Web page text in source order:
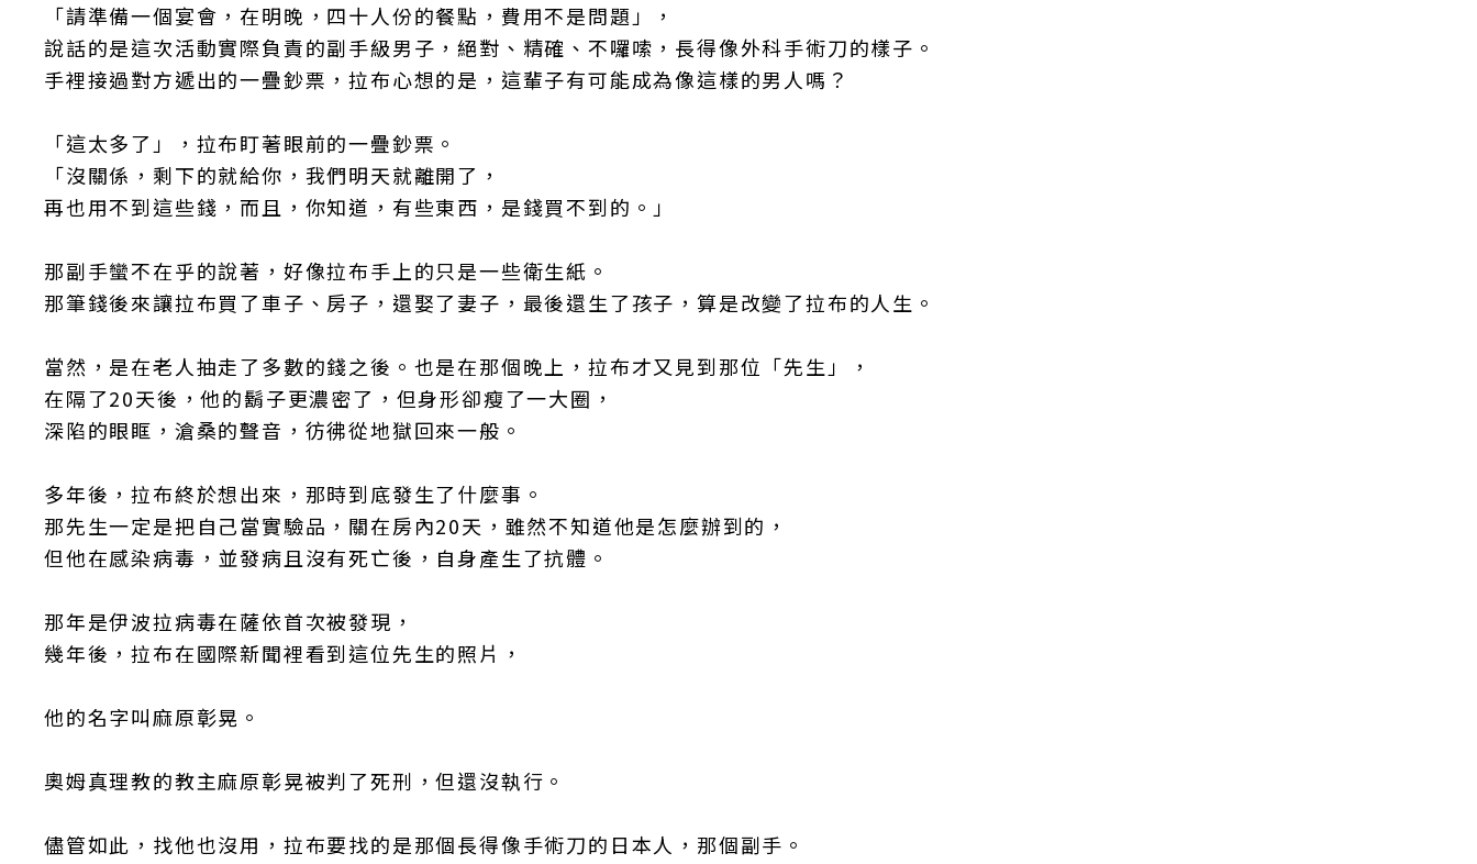
「請準備一個宴會，在明晚，四十人份的餐點，費用不是問題」，
說話的是這次活動實際負責的副手級男子，絕對、精確、不囉嗦，長得像外科手術刀的樣子。
手裡接過對方遞出的一疊鈔票，拉布心想的是，這輩子有可能成為像這樣的男人嗎？
「這太多了」，拉布盯著眼前的一疊鈔票。
「沒關係，剩下的就給你，我們明天就離開了，
再也用不到這些錢，而且，你知道，有些東西，是錢買不到的。」
那副手蠻不在乎的說著，好像拉布手上的只是一些衛生紙。
那筆錢後來讓拉布買了車子、房子，還娶了妻子，最後還生了孩子，算是改變了拉布的人生。
當然，是在老人抽走了多數的錢之後。也是在那個晚上，拉布才又見到那位「先生」，
在隔了20天後，他的鬍子更濃密了，但身形卻瘦了一大圈，
深陷的眼眶，滄桑的聲音，彷彿從地獄回來一般。
多年後，拉布終於想出來，那時到底發生了什麼事。
那先生一定是把自己當實驗品，關在房內20天，雖然不知道他是怎麼辦到的，
但他在感染病毒，並發病且沒有死亡後，自身產生了抗體。
那年是伊波拉病毒在薩依首次被發現，
幾年後，拉布在國際新聞裡看到這位先生的照片，
他的名字叫麻原彰晃。
奧姆真理教的教主麻原彰晃被判了死刑，但還沒執行。
儘管如此，找他也沒用，拉布要找的是那個長得像手術刀的日本人，那個副手。